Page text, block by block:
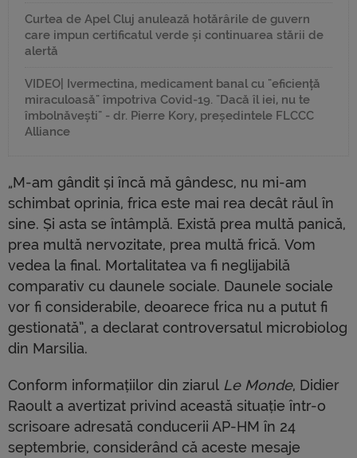
Curtea de Apel Cluj anulează hotărârile de guvern
care impun certificatul verde și continuarea stării de
alertă
VIDEO| Ivermectina, medicament banal cu "eficiență
miraculoasă" împotriva Covid-19. "Dacă îl iei, nu te
îmbolnăvești" - dr. Pierre Kory, președintele FLCCC
Alliance
„M-am gândit și încă mă gândesc, nu mi-am
schimbat oprinia, frica este mai rea decât răul în
sine. Și asta se întâmplă. Există prea multă panică,
prea multă nervozitate, prea multă frică. Vom
vedea la final. Mortalitatea va fi neglijabilă
comparativ cu daunele sociale. Daunele sociale
vor fi considerabile, deoarece frica nu a putut fi
gestionată”, a declarat controversatul microbiolog
din Marsilia.
Conform informațiilor din ziarul Le Monde, Didier
Raoult a avertizat privind această situație într-o
scrisoare adresată conducerii AP-HM în 24
septembrie, considerând că aceste mesaje